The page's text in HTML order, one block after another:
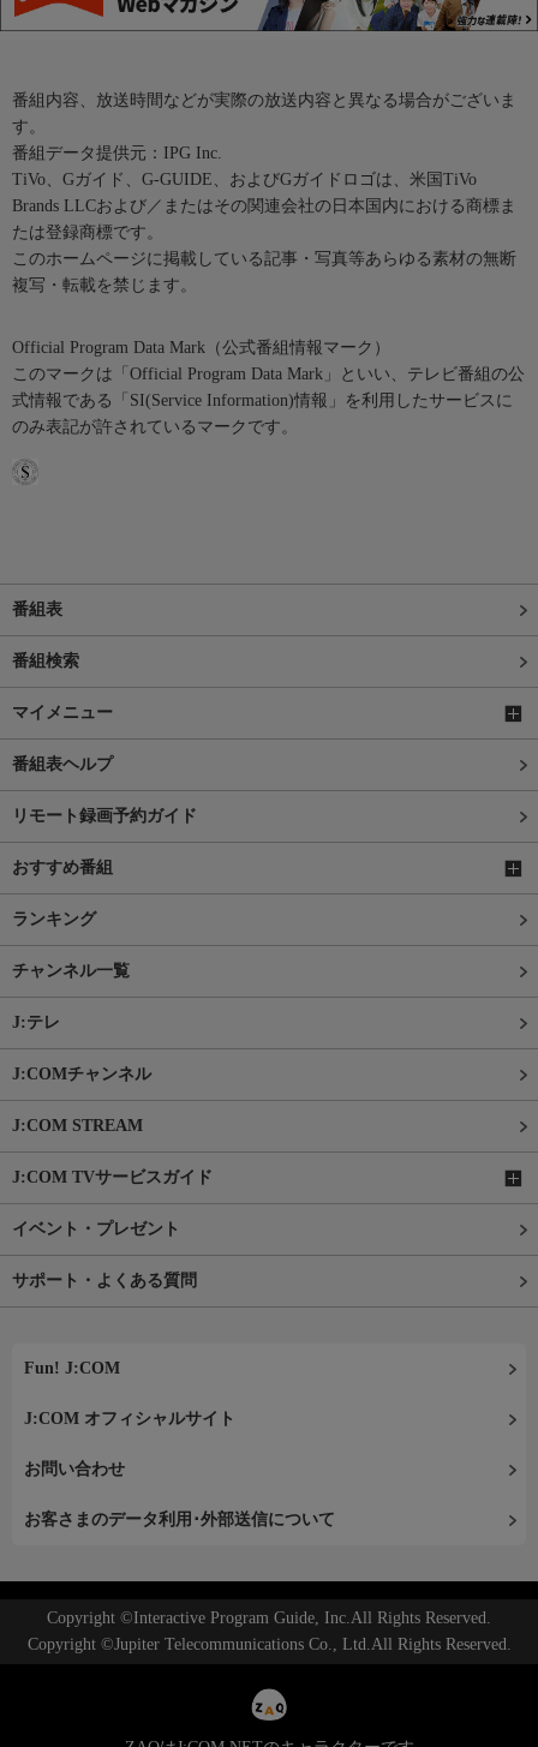
番組内容、放送時間などが実際の放送内容と異なる場合がございま
す。
番組データ提供元：IPG Inc.
TiVo、Gガイド、G-GUIDE、およびGガイドロゴは、米国TiVo
Brands LLCおよび／またはその関連会社の日本国内における商標ま
たは登録商標です。
このホームページに掲載している記事・写真等あらゆる素材の無断
複写・転載を禁じます。
Official Program Data Mark（公式番組情報マーク）
このマークは「Official Program Data Mark」といい、テレビ番組の公
式情報である「SI(Service Information)情報」を利用したサービスに
のみ表記が許されているマークです。
番組表
番組検索
マイメニュー
番組表ヘルプ
リモート録画予約ガイド
おすすめ番組
ランキング
チャンネル一覧
J:テレ
J:COMチャンネル
J:COM STREAM
J:COM TVサービスガイド
イベント・プレゼント
サポート・よくある質問
Fun! J:COM
J:COM オフィシャルサイト
お問い合わせ
お客さまのデータ利用･外部送信について
Copyright ©Interactive Program Guide, Inc.All Rights Reserved.
Copyright ©Jupiter Telecommunications Co., Ltd.All Rights Reserved.